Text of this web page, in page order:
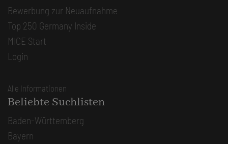
Bewerbung zur Neuaufnahme
Top 250 Germany Inside
MICE Start
Login
Alle Informationen
Beliebte Suchlisten
Baden-Württemberg
Bayern